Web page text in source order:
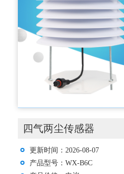
四气两尘传感器
更新时间：2026-08-07
产品型号：WX-B6C